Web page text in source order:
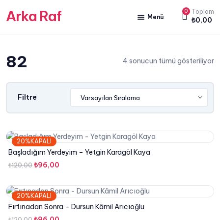
Arka Raf Menü
ANA SAYFA
HAKKIMIZDA
YAZARLARIMIZ
0 Toplam
₺0,00
82 4 sonucun tümü gösteriliyor
Filtre
20%KAPALI
Başladığım Yerdeyim – Yetgin Karagöl Kaya
₺120,00 Orijinal
₺120,00.
₺96,00
fiyat:
₺96,00.
20%KAPALI
Fırtınadan Sonra – Dursun Kâmil Arıcıoğlu